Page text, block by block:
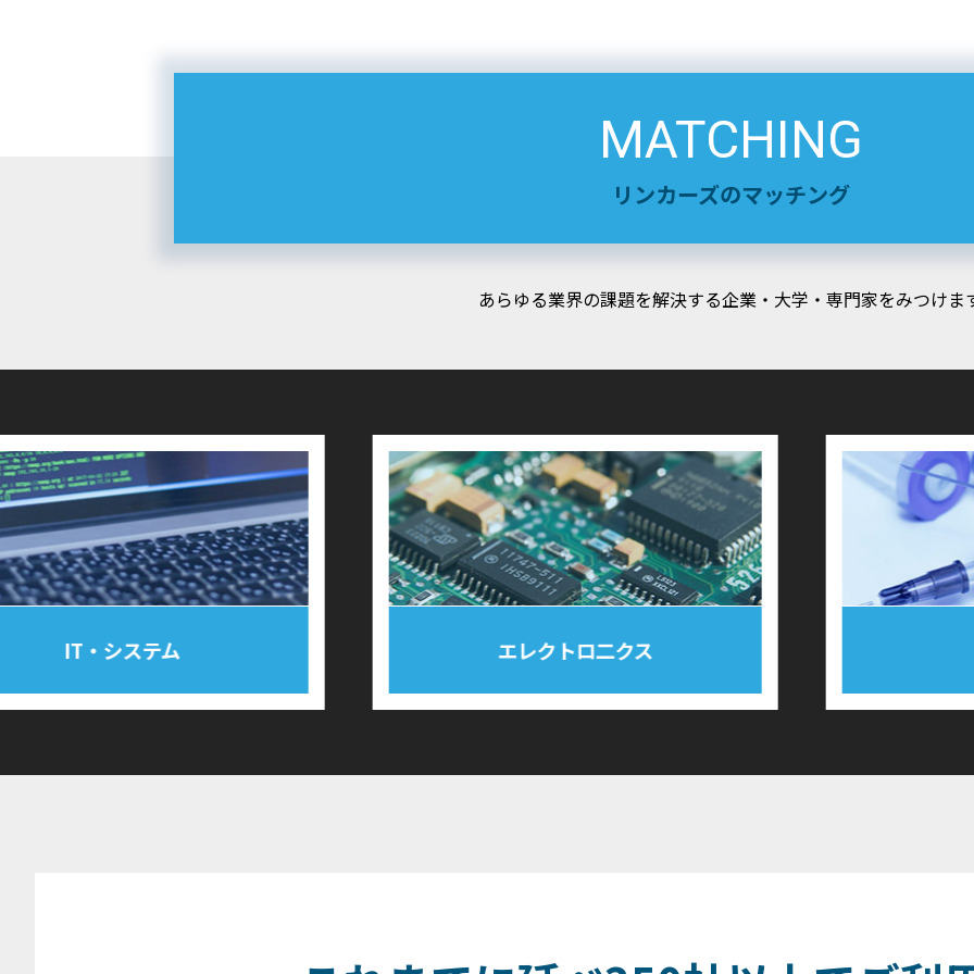
MATCHING
リンカーズのマッチング
あらゆる業界の課題を解決する企業・大学・専門家をみつけま
エレクトロ二クス